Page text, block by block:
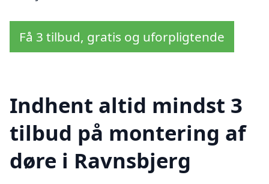
Få 3 tilbud, gratis og uforpligtende
Indhent altid mindst 3
tilbud på montering af
døre i Ravnsbjerg